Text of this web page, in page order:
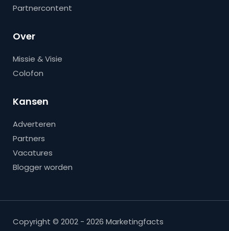
Partnercontent
Over
Missie & Visie
Colofon
Kansen
Adverteren
Partners
Vacatures
Blogger worden
Copyright © 2002 - 2026 Marketingfacts